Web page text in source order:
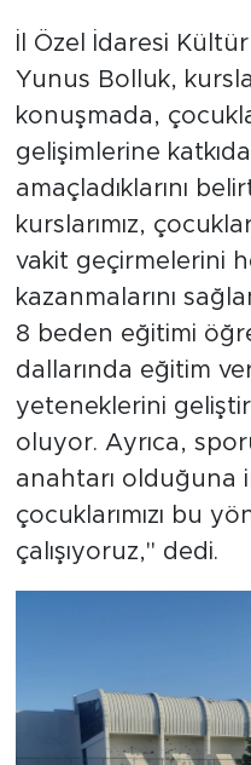
İl Özel İdaresi
Yunus Bolluk,
konuşmada,
gelişimlerine
amaçladıklarını
kurslarımız,
vakit geçirmelerini
kazanmalarını
8 beden eğitimi
dallarında eğitim
yeteneklerini
oluyor. Ayrıca,
anahtarı olduğuna
çocuklarımızı bu
çalışıyoruz," dedi.